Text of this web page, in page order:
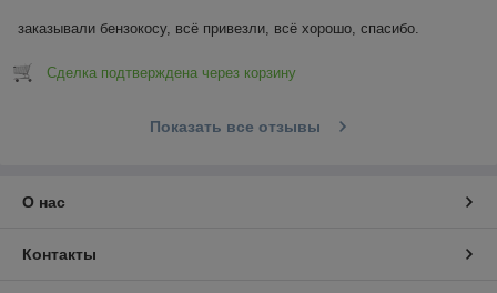
заказывали бензокосу, всё привезли, всё хорошо, спасибо.
Сделка подтверждена через корзину
Показать все отзывы
О нас
Контакты